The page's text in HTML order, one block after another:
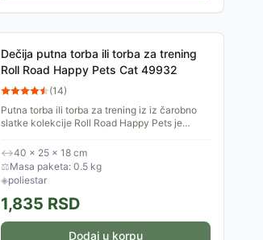
Dečija putna torba ili torba za trening
Roll Road Happy Pets Cat 49932
(14)
Putna torba ili torba za trening iz iz čarobno
slatke kolekcije Roll Road Happy Pets je
aktivnost....
↔40 × 25 × 18 cm
⚖Masa paketa: 0.5 kg
◈poliestar
1,835 RSD
Dodaj u korpu